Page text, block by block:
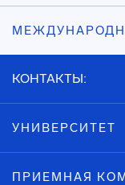
КОНТАКТЫ:
УНИВЕРСИТЕТ
ПРИЕМНАЯ